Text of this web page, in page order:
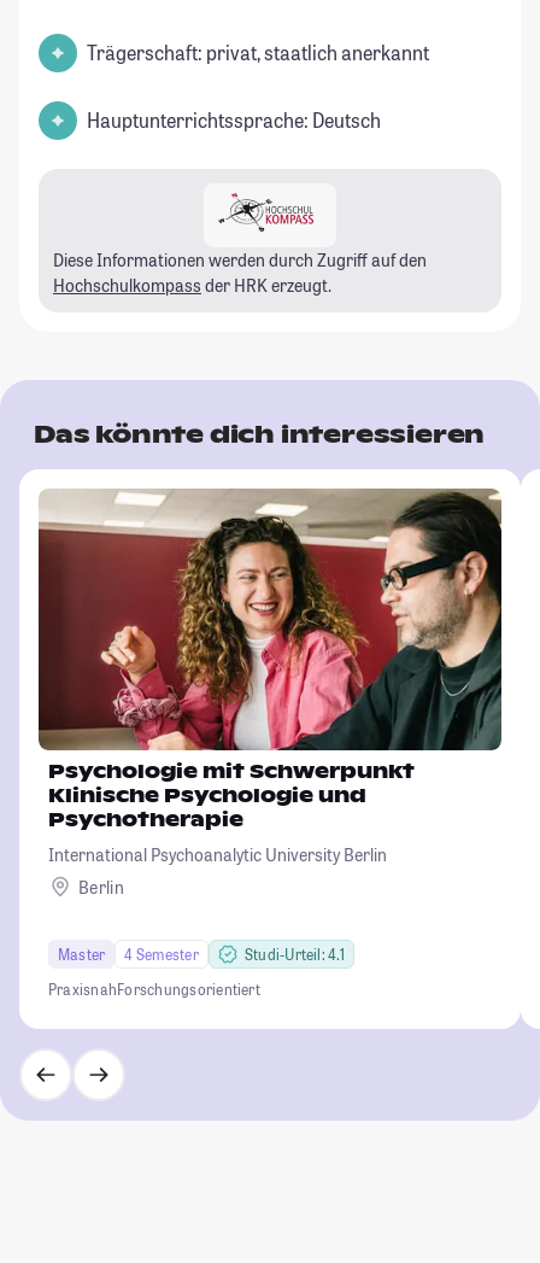
Trägerschaft: privat, staatlich anerkannt
Hauptunterrichtssprache: Deutsch
Diese Informationen werden durch Zugriff auf den
Hochschulkompass der HRK erzeugt.
Das könnte dich interessieren
Psychologie mit Schwerpunkt
Klinische Psychologie und
Psychotherapie
International Psychoanalytic University Berlin
Berlin
Master 4 Semester
Studi-Urteil: 4.1
PraxisnahForschungsorientiert